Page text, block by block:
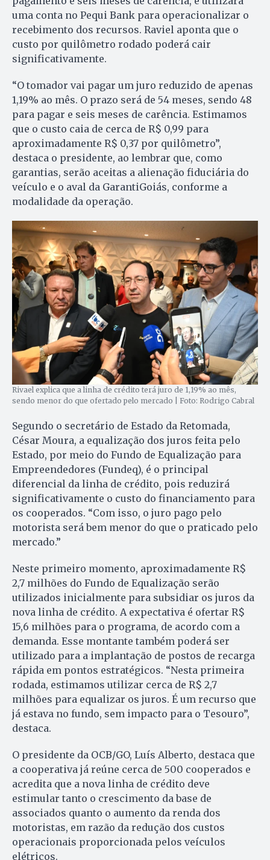
uma conta no Pequi Bank para operacionalizar o
recebimento dos recursos. Raviel aponta que o
custo por quilômetro rodado poderá cair
significativamente.
“O tomador vai pagar um juro reduzido de apenas
1,19% ao mês. O prazo será de 54 meses, sendo 48
para pagar e seis meses de carência. Estimamos
que o custo caia de cerca de R$ 0,99 para
aproximadamente R$ 0,37 por quilômetro”,
destaca o presidente, ao lembrar que, como
garantias, serão aceitas a alienação fiduciária do
veículo e o aval da GarantiGoiás, conforme a
modalidade da operação.
Rivael explica que a linha de crédito terá juro de 1,19% ao mês,
sendo menor do que ofertado pelo mercado | Foto: Rodrigo Cabral
Segundo o secretário de Estado da Retomada,
César Moura, a equalização dos juros feita pelo
Estado, por meio do Fundo de Equalização para
Empreendedores (Fundeq), é o principal
diferencial da linha de crédito, pois reduzirá
significativamente o custo do financiamento para
os cooperados. “Com isso, o juro pago pelo
motorista será bem menor do que o praticado pelo
mercado.”
Neste primeiro momento, aproximadamente R$
2,7 milhões do Fundo de Equalização serão
utilizados inicialmente para subsidiar os juros da
nova linha de crédito. A expectativa é ofertar R$
15,6 milhões para o programa, de acordo com a
demanda. Esse montante também poderá ser
utilizado para a implantação de postos de recarga
rápida em pontos estratégicos. “Nesta primeira
rodada, estimamos utilizar cerca de R$ 2,7
milhões para equalizar os juros. É um recurso que
já estava no fundo, sem impacto para o Tesouro”,
destaca.
O presidente da OCB/GO, Luís Alberto, destaca que
a cooperativa já reúne cerca de 500 cooperados e
acredita que a nova linha de crédito deve
estimular tanto o crescimento da base de
associados quanto o aumento da renda dos
motoristas, em razão da redução dos custos
operacionais proporcionada pelos veículos
elétricos.